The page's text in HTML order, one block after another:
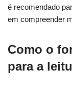
é recomendado
em compreender
Como o
para a